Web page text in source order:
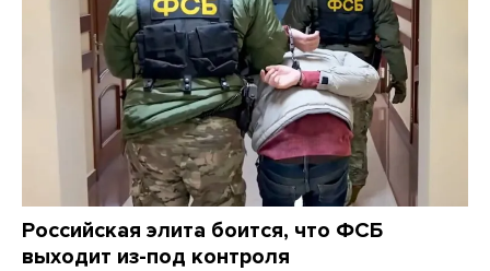
Российская элита боится, что ФСБ
выходит из-под контроля